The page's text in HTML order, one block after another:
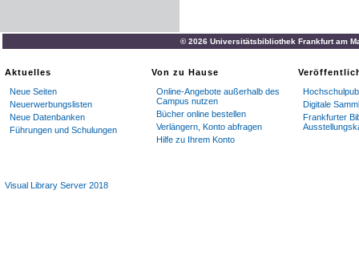
© 2026 Universitätsbibliothek Frankfurt am
Aktuelles
Neue Seiten
Neuerwerbungslisten
Neue Datenbanken
Führungen und Schulungen
Von zu Hause
Online-Angebote außerhalb des
Campus nutzen
Bücher online bestellen
Verlängern, Konto abfragen
Hilfe zu Ihrem Konto
Digitale
Frankfurter
Visual Library Server 2018